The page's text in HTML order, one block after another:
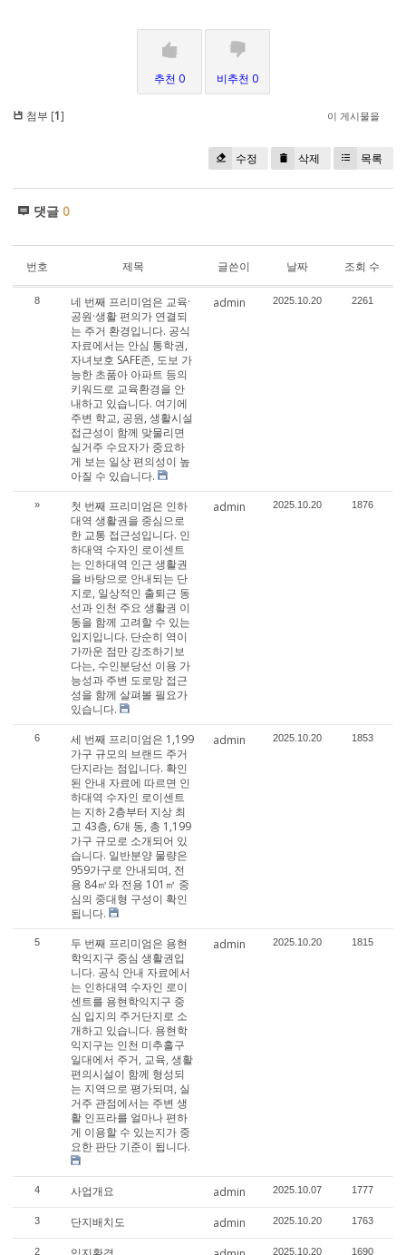
추천 0 비추천 0
첨부 [1] 이 게시물을
수정 삭제 목록
댓글 0
번호 제목 글쓴이 날짜 조회 수
8
네 번째 프리미엄은 교육·
공원·생활 편의가 연결되
는 주거 환경입니다. 공식
자료에서는 안심 통학권,
자녀보호 SAFE존, 도보 가
능한 초품아 아파트 등의
키워드로 교육환경을 안
내하고 있습니다. 여기에
주변 학교, 공원, 생활시설
접근성이 함께 맞물리면
실거주 수요자가 중요하
게 보는 일상 편의성이 높
아질 수 있습니다.
admin 2025.10.20 2261
»
첫 번째 프리미엄은 인하
대역 생활권을 중심으로
한 교통 접근성입니다. 인
하대역 수자인 로이센트
는 인하대역 인근 생활권
을 바탕으로 안내되는 단
지로, 일상적인 출퇴근 동
선과 인천 주요 생활권 이
동을 함께 고려할 수 있는
입지입니다. 단순히 역이
가까운 점만 강조하기보
다는, 수인분당선 이용 가
능성과 주변 도로망 접근
성을 함께 살펴볼 필요가
있습니다.
admin 2025.10.20 1876
6
세 번째 프리미엄은 1,199
가구 규모의 브랜드 주거
단지라는 점입니다. 확인
된 안내 자료에 따르면 인
하대역 수자인 로이센트
는 지하 2층부터 지상 최
고 43층, 6개 동, 총 1,199
가구 규모로 소개되어 있
습니다. 일반분양 물량은
959가구로 안내되며, 전
용 84㎡와 전용 101㎡ 중
심의 중대형 구성이 확인
됩니다.
admin 2025.10.20 1853
5
두 번째 프리미엄은 용현
학익지구 중심 생활권입
니다. 공식 안내 자료에서
는 인하대역 수자인 로이
센트를 용현학익지구 중
심 입지의 주거단지로 소
개하고 있습니다. 용현학
익지구는 인천 미추홀구
일대에서 주거, 교육, 생활
편의시설이 함께 형성되
는 지역으로 평가되며, 실
거주 관점에서는 주변 생
활 인프라를 얼마나 편하
게 이용할 수 있는지가 중
요한 판단 기준이 됩니다.
admin 2025.10.20 1815
4 사업개요 admin 2025.10.07 1777
3 단지배치도 admin 2025.10.20 1763
2 2025.10.20 1690